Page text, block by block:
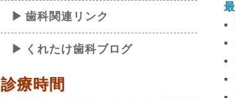
歯科関連リンク
くれたけ歯科ブログ
診療時間